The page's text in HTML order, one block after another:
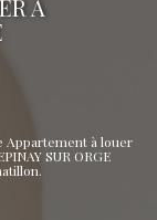
À
Appartement à louer
SUR ORGE